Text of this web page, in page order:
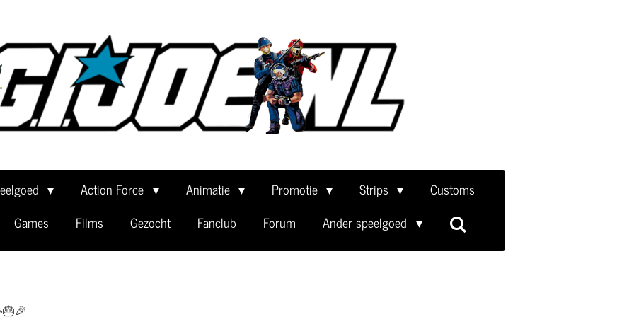
Action Force Animatie Promotie Strips
Customs
Games Films Gezocht Fanclub Forum Ander speelgoed